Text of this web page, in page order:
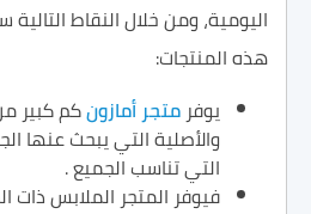
اليومية، ومن خلال النقاط
هذه المنتجات:
يوفر متجر أمازونكم كبير
والأصلية التي يبحث عنها
التي تناسب الجميع .
فيوفر المتجر الملابس ذات